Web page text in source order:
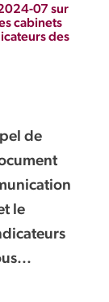
07 sur
cabinets
des
de
le